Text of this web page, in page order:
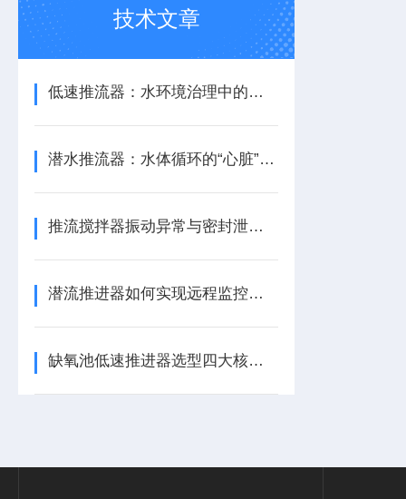
技术文章
低速推流器：水环境治理中的水流循环助力设备
潜水推流器：水体循环的“心脏”与生化反应的推动者
推流搅拌器振动异常与密封泄漏的快速诊断与应急处理
潜流推进器如何实现远程监控与预测性维护？
缺氧池低速推进器选型四大核心参数指南